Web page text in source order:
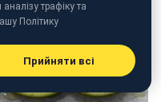
трафіку та
Політику
Прийняти всі